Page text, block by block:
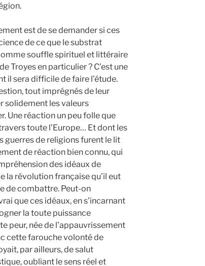
est de se demander si ces
de ce que le substrat
souffle spirituel et littéraire
Troyes en particulier ? C’est une
il sera difficile de faire l’étude.
tout imprégnés de leur
solidement les valeurs
Une réaction un peu folle que
toute l’Europe… Et dont les
guerres de religions furent le lit
de réaction bien connu, qui
des idéaux de
la révolution française qu’il eut
de combattre. Peut-on
que ces idéaux, en s’incarnant
la toute puissance
peur, née de l’appauvrissement
cette farouche volonté de
par ailleurs, de salut
oubliant le sens réel et